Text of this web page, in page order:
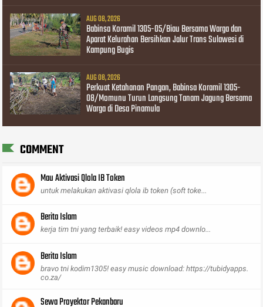
AUG 08, 2026
Babinsa Koramil 1305-05/Biau Bersama Warga dan
Aparat Kelurahan Bersihkan Jalur Trans Sulawesi di
Kampung Bugis
AUG 08, 2026
Perkuat Ketahanan Pangan, Babinsa Koramil 1305-
08/Momunu Turun Langsung Tanam Jagung Bersama
Warga di Desa Pinamula
COMMENT
Mau Aktivasi Qlola IB Token
untuk melakukan aktivasi qlola ib token (soft toke...
Berita Islam
kerja tim tni yang terbaik! easy videos mp4 downlo...
Berita Islam
bravo tni kodim1305! easy music download: https://tubidyapps.
co.za/
Sewa Proyektor Pekanbaru